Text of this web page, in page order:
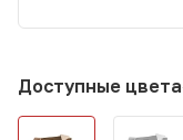
Доступные цвета